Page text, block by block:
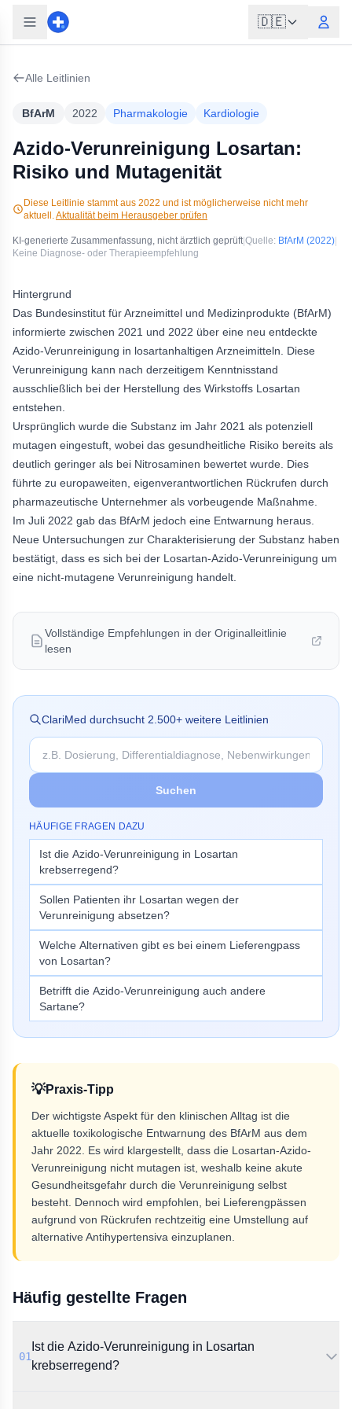
🇩🇪
Alle Leitlinien
BfArM 2022 Pharmakologie Kardiologie
Azido-Verunreinigung Losartan:
Risiko und Mutagenität
Diese Leitlinie stammt aus 2022 und ist möglicherweise nicht mehr
aktuell.Aktualität beim Herausgeber prüfen
KI-generierte Zusammenfassung, nicht ärztlich geprüft|Quelle: BfArM (2022)
Keine Diagnose- oder Therapieempfehlung
Hintergrund
Das Bundesinstitut für Arzneimittel und Medizinprodukte (BfArM)
informierte zwischen 2021 und 2022 über eine neu entdeckte
Azido-Verunreinigung in losartanhaltigen Arzneimitteln. Diese
Verunreinigung kann nach derzeitigem Kenntnisstand
ausschließlich bei der Herstellung des Wirkstoffs Losartan
entstehen.
Ursprünglich wurde die Substanz im Jahr 2021 als potenziell
mutagen eingestuft, wobei das gesundheitliche Risiko bereits als
deutlich geringer als bei Nitrosaminen bewertet wurde. Dies
führte zu europaweiten, eigenverantwortlichen Rückrufen durch
pharmazeutische Unternehmer als vorbeugende Maßnahme.
Im Juli 2022 gab das BfArM jedoch eine Entwarnung heraus.
Neue Untersuchungen zur Charakterisierung der Substanz haben
bestätigt, dass es sich bei der Losartan-Azido-Verunreinigung um
eine nicht-mutagene Verunreinigung handelt.
Vollständige Empfehlungen in der Originalleitlinie
lesen
ClariMed durchsucht 2.500+ weitere Leitlinien
Suchen
HÄUFIGE FRAGEN DAZU
Ist die Azido-Verunreinigung in Losartan
krebserregend?
Sollen Patienten ihr Losartan wegen der
Verunreinigung absetzen?
Welche Alternativen gibt es bei einem Lieferengpass
von Losartan?
Betrifft die Azido-Verunreinigung auch andere
Sartane?
💡Praxis-Tipp
Der wichtigste Aspekt für den klinischen Alltag ist die
aktuelle toxikologische Entwarnung des BfArM aus dem
Jahr 2022. Es wird klargestellt, dass die Losartan-Azido-
Verunreinigung nicht mutagen ist, weshalb keine akute
Gesundheitsgefahr durch die Verunreinigung selbst
besteht. Dennoch wird empfohlen, bei Lieferengpässen
aufgrund von Rückrufen rechtzeitig eine Umstellung auf
alternative Antihypertensiva einzuplanen.
Häufig gestellte Fragen
01
Ist die Azido-Verunreinigung in Losartan
krebserregend?